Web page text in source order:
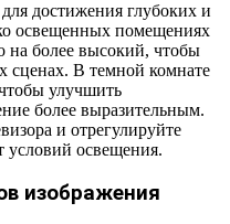
достижения глубоких и
освещенных помещениях
на более высокий, чтобы
сценах. В темной комнате
улучшить
более выразительным.
и отрегулируйте
условий освещения.
изображения